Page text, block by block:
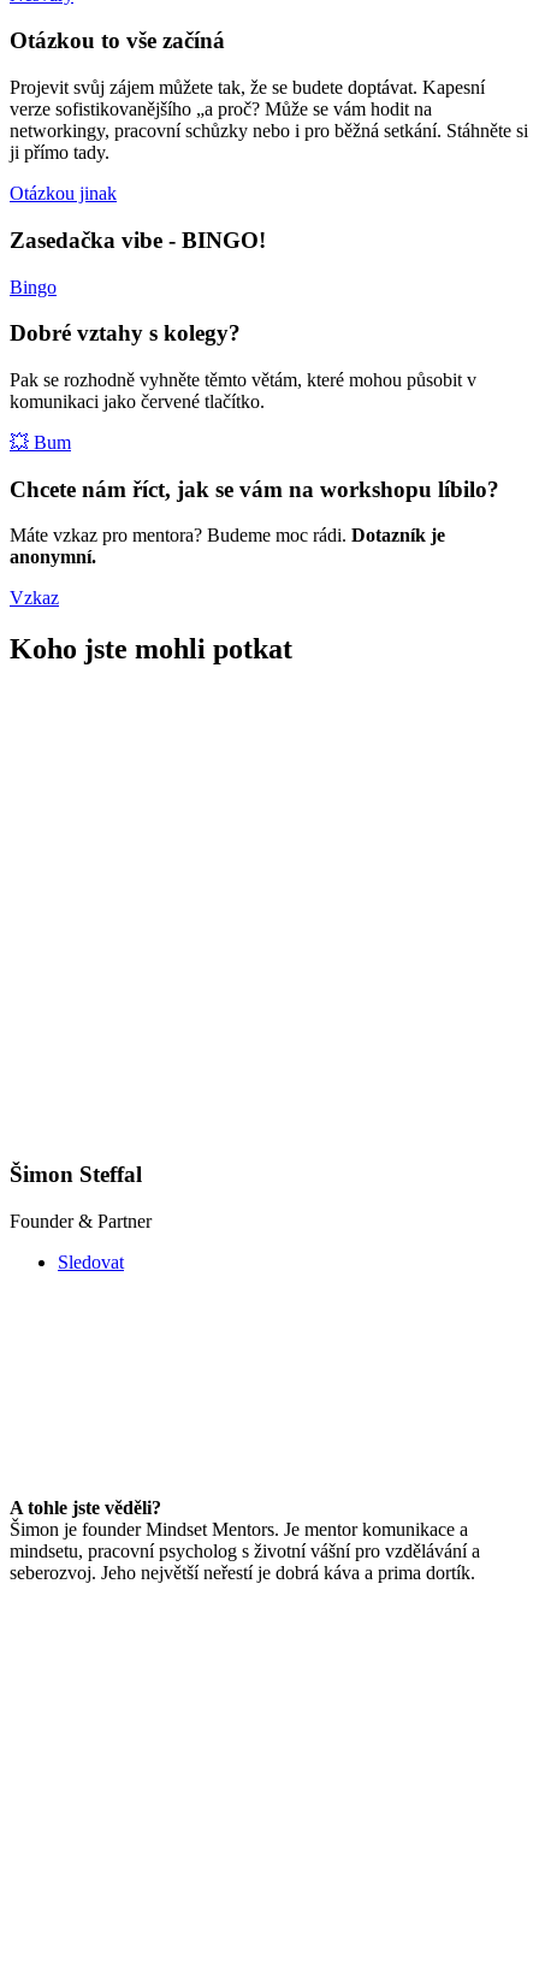
Otázkou to vše začíná
Projevit svůj zájem můžete tak, že se budete doptávat. Kapesní
verze sofistikovanějšího „a proč? Může se vám hodit na
networkingy, pracovní schůzky nebo i pro běžná setkání. Stáhněte si
ji přímo tady.
Otázkou jinak
Zasedačka vibe - BINGO!
Bingo
Dobré vztahy s kolegy?
Pak se rozhodně vyhněte těmto větám, které mohou působit v
komunikaci jako červené tlačítko.
💥 Bum
Chcete nám říct, jak se vám na workshopu líbilo?
Máte vzkaz pro mentora? Budeme moc rádi. Dotazník je
anonymní.
Vzkaz
Koho jste mohli potkat
Šimon Steffal
Founder & Partner
Sledovat
A tohle jste věděli?
Šimon je founder Mindset Mentors. Je mentor komunikace a
mindsetu, pracovní psycholog s životní vášní pro vzdělávání a
seberozvoj. Jeho největší neřestí je dobrá káva a prima dortík.